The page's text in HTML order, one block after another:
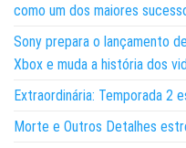
como um dos maiores
Sony prepara o lançamento
Xbox e muda a história dos
Extraordinária: Temporada 2
Morte e Outros Detalhes